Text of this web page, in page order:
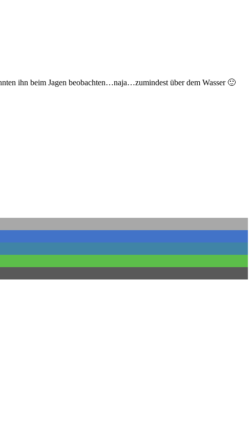
ihn beim Jagen beobachten…naja…zumindest über dem Wasser 🙂